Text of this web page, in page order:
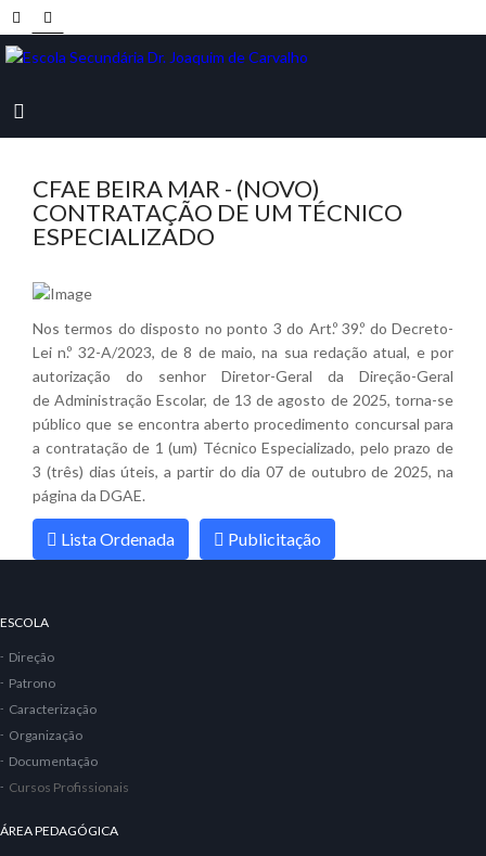
CFAE BEIRA MAR - (NOVO)
CONTRATAÇÃO DE UM TÉCNICO
ESPECIALIZADO
Nos termos do disposto no ponto 3 do Art.º 39.º do Decreto-
Lei n.º 32-A/2023, de 8 de maio, na sua redação atual, e por
autorização do senhor Diretor-Geral da Direção-Geral
de Administração Escolar, de 13 de agosto de 2025, torna-se
público que se encontra aberto procedimento concursal para
a contratação de 1 (um) Técnico Especializado, pelo prazo de
3 (três) dias úteis, a partir do dia 07 de outubro de 2025, na
página da DGAE.
Lista Ordenada Publicitação
ESCOLA
Direção
Patrono
Caracterização
Organização
Documentação
Cursos Profissionais
ÁREA PEDAGÓGICA